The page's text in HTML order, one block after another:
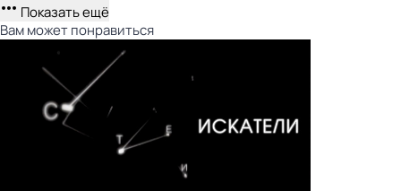
Показать ещё
Вам может понравиться